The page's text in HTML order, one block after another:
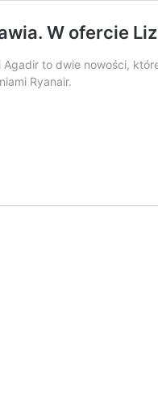
W ofercie
Agadir to dwie nowości,
Ryanair.